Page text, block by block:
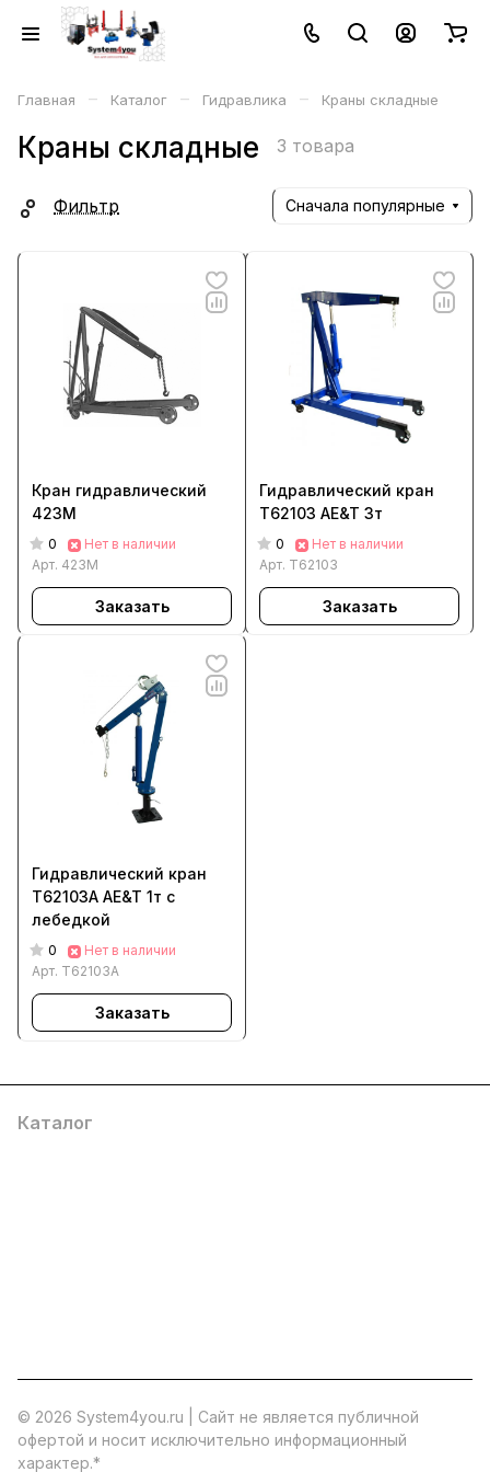
Главная – Каталог – Гидравлика – Краны складные
Краны складные 3 товара
Фильтр Сначала популярные
Кран гидравлический
423М
0
Нет в наличии
Арт. 423М
Заказать
Гидравлический кран
Т62103 AE&T 3т
0
Нет в наличии
Арт. T62103
Заказать
Гидравлический кран
T62103A AE&T 1т с
лебедкой
0
Нет в наличии
Арт. T62103A
Заказать
Каталог
© 2026 System4you.ru | Cайт не является публичной
офертой и носит исключительно информационный
характер.*